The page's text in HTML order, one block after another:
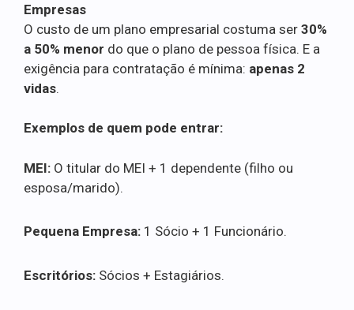
Empresas
O custo de um plano empresarial costuma ser 30%
a 50% menor do que o plano de pessoa física. E a
exigência para contratação é mínima: apenas 2
vidas.
Exemplos de quem pode entrar:
MEI: O titular do MEI + 1 dependente (filho ou
esposa/marido).
Pequena Empresa: 1 Sócio + 1 Funcionário.
Escritórios: Sócios + Estagiários.